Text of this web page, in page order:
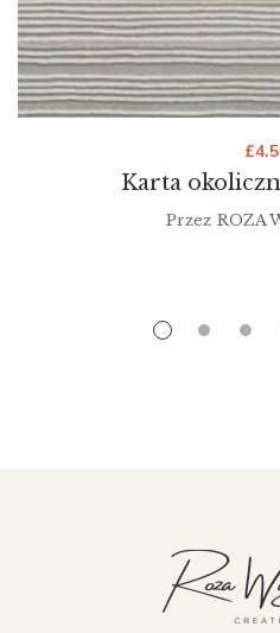
Karta
£
Przez ROZA